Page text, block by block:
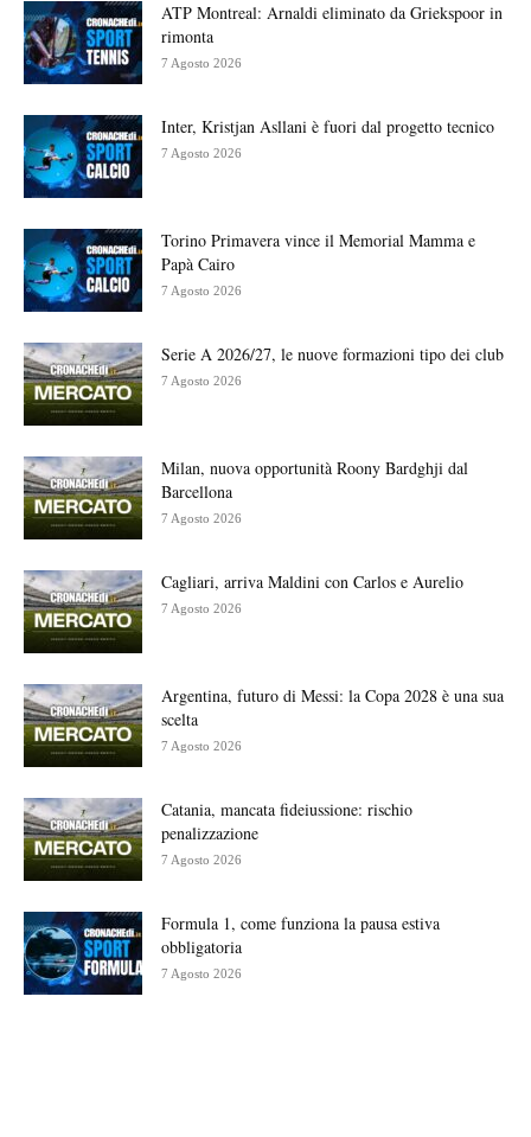
ATP Montreal: Arnaldi eliminato da Griekspoor in
rimonta
7 Agosto 2026
Inter, Kristjan Asllani è fuori dal progetto tecnico
7 Agosto 2026
Torino Primavera vince il Memorial Mamma e
Papà Cairo
7 Agosto 2026
Serie A 2026/27, le nuove formazioni tipo dei club
7 Agosto 2026
Milan, nuova opportunità Roony Bardghji dal
Barcellona
7 Agosto 2026
Cagliari, arriva Maldini con Carlos e Aurelio
7 Agosto 2026
Argentina, futuro di Messi: la Copa 2028 è una sua
scelta
7 Agosto 2026
Catania, mancata fideiussione: rischio
penalizzazione
7 Agosto 2026
Formula 1, come funziona la pausa estiva
obbligatoria
7 Agosto 2026